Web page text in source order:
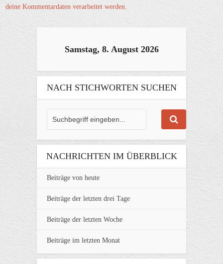
deine Kommentardaten verarbeitet werden.
Samstag, 8. August 2026
NACH STICHWORTEN SUCHEN
NACHRICHTEN IM ÜBERBLICK
Beiträge von heute
Beiträge der letzten drei Tage
Beiträge der letzten Woche
Beiträge im letzten Monat